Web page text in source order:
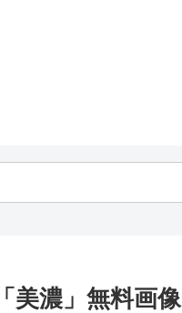
美濃」無料画